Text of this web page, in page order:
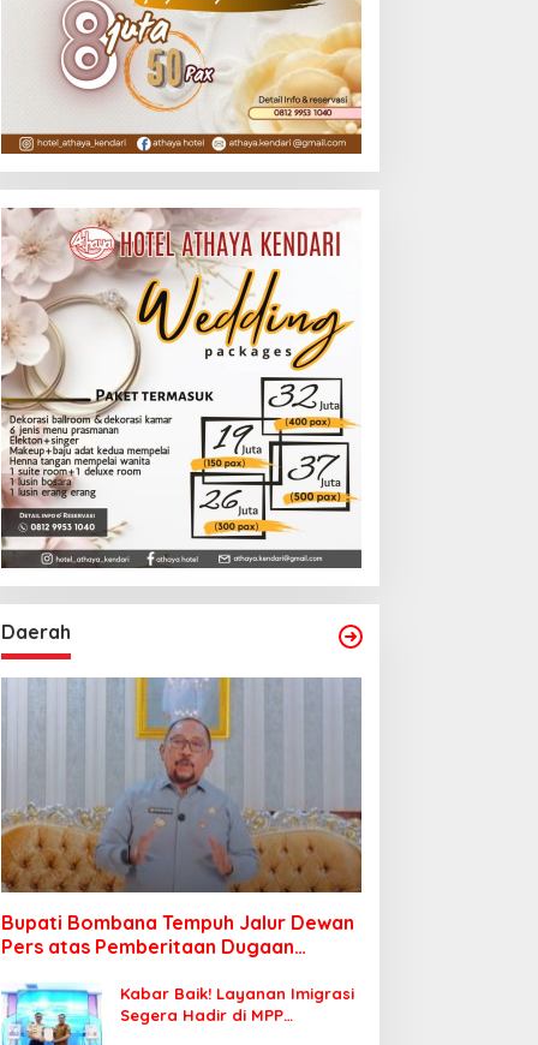
Daerah
Bupati Bombana Tempuh Jalur Dewan
Pers atas Pemberitaan Dugaan
Kabar Baik! Layanan Imigrasi
Segera Hadir di MPP